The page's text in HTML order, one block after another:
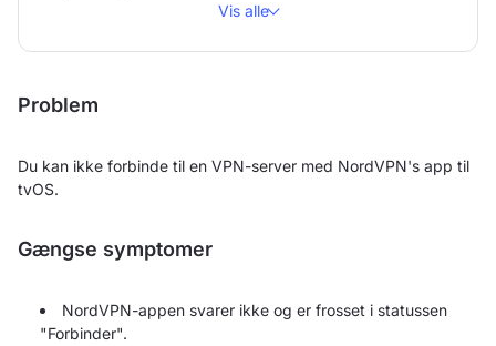
Vis alle
Problem
Du kan ikke forbinde til en VPN-server med NordVPN's app til
tvOS.
Gængse symptomer
NordVPN-appen svarer ikke og er frosset i statussen
"Forbinder".